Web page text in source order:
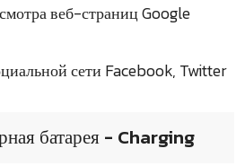
веб-страниц Google
сети Facebook, Twitter
батарея - Charging